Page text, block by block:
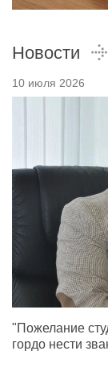
Новости
10 июля 2026
"Пожелание
гордо нести